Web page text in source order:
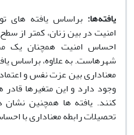
یافته‌ها: براساس یافته های
امنیت در بین زنان، کمتر از
احساس امنیت همچنان یک
شهرهاست. به علاوه، براساس
معناداری بین عزت نفس و
وجود دارد و این متغیرها
کنند. یافته ها همچنین
تحصیلات رابطه معناداری با